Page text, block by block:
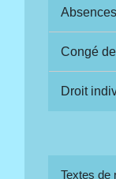
Absences
Congé
Droit
Textes de